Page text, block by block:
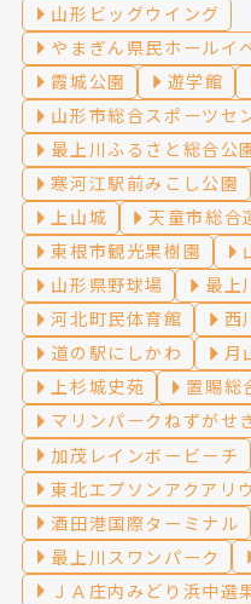
山形ビッグウイング
やまぎん県民ホールイ
霞城公園
遊学館
山形市総合スポーツセ
最上川ふるさと総合公
寒河江駅前みこし公園
上山城
天童市総合
東根市観光果樹園
山形県野球場
最上
河北町民体育館
西
道の駅にしかわ
月
上杉城史苑
置賜総
マリンパークねずがせ
加茂レインボービーチ
東北エプソンアクアリ
酒田港国際ターミナル
最上川スワンパーク
ＪＡ庄内みどり浜中選